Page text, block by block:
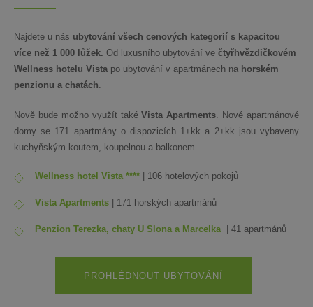
Najdete u nás ubytování všech cenových kategorií s kapacitou
více než 1 000 lůžek. Od luxusního ubytování ve čtyřhvězdičkovém
Wellness hotelu Vista po ubytování v apartmánech na horském
penzionu a chatách.
Nově bude možno využít takéVista Apartments. Nové apartmánové
domy se 171 apartmány o dispozicích 1+kk a 2+kk jsou vybaveny
kuchyňským koutem, koupelnou a balkonem.
Wellness hotel Vista **** | 106 hotelových pokojů
Vista Apartments | 171 horských apartmánů
Penzion Terezka, chaty U Slonaa Marcelka | 41 apartmánů
PROHLÉDNOUT UBYTOVÁNÍ